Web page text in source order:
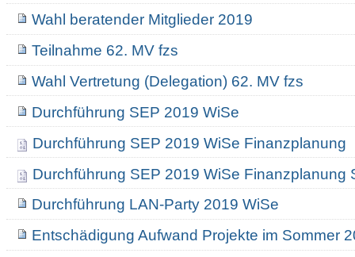
Wahl beratender Mitglieder 2019
Teilnahme 62. MV fzs
Wahl Vertretung (Delegation) 62. MV fzs
Durchführung SEP 2019 WiSe
Durchführung SEP 2019 WiSe Finanzplanung
Durchführung SEP 2019 WiSe Finanzplanung
Durchführung LAN-Party 2019 WiSe
Entschädigung Aufwand Projekte im Sommer